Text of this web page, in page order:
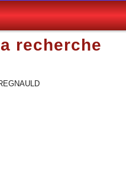
recherche